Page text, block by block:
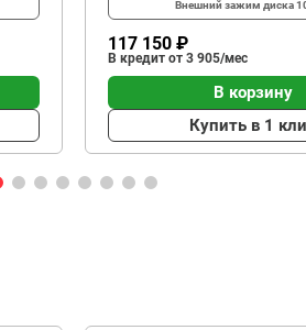
Внешний зажим диска
117 150 ₽
В кредит от 3 905/мес
В корзину
Купить в 1